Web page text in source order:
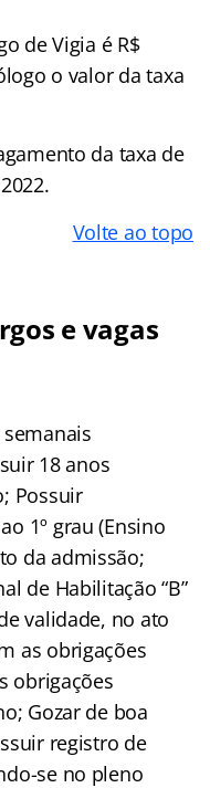
de Vigia é R$
o valor da taxa
da taxa de
Volte ao topo
e vagas
18 anos
Possuir
1º grau (Ensino
da admissão;
de Habilitação “B”
validade, no ato
as obrigações
obrigações
Gozar de boa
registro de
se no pleno